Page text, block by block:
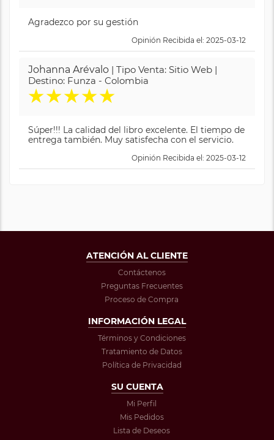
Agradezco por su gestión
Opinión Recibida el: 2025-03-12
Johanna Arévalo | Tipo Venta: Sitio Web |
Destino: Funza - Colombia
★★★★★
Súper!!! La calidad del libro excelente. El tiempo de
entrega también. Muy satisfecha con el servicio.
Opinión Recibida el: 2025-03-12
ATENCIÓN AL CLIENTE
Contáctenos
Preguntas Frecuentes
Proceso de Compra
INFORMACIÓN LEGAL
Términos y Condiciones
Tratamiento de Datos
Política de Privacidad
SU CUENTA
Mi Perfil
Mis Pedidos
Lista de Deseos